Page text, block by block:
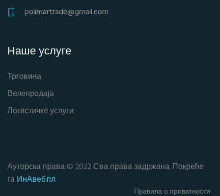
polimartrade@gmail.com
Наше услуге
Трговина
Велепродаја
Логистичке услуги
Ауторска права © 2022 Сва права задржана. Покреће
гаИнАвеб.пл
Правила о приватности